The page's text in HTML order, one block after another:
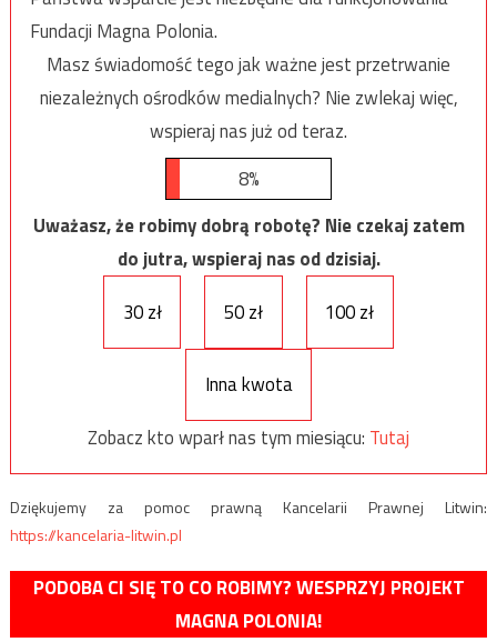
Fundacji Magna Polonia.
Masz świadomość tego jak ważne jest przetrwanie
niezależnych ośrodków medialnych? Nie zwlekaj więc,
wspieraj nas już od teraz.
8%
Uważasz, że robimy dobrą robotę? Nie czekaj zatem
do jutra, wspieraj nas od dzisiaj.
30 zł
50 zł 100 zł
Inna kwota
Zobacz kto wparł nas tym miesiącu: Tutaj
Dziękujemy za pomoc prawną Kancelarii Prawnej Litwin:
https://kancelaria-litwin.pl
PODOBA CI SIĘ TO CO ROBIMY? WESPRZYJ PROJEKT
MAGNA POLONIA!